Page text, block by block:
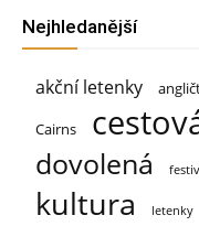
Nejhledanější
akční letenky
Cairns
dovolená
kultura letenky